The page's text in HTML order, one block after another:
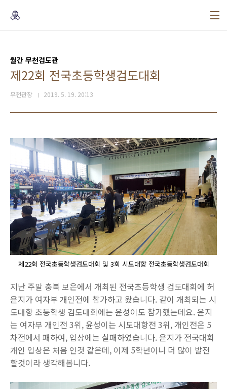
월간 무천검도관
제22회 전국초등학생검도대회
무천관장 2019. 5. 19. 20:13
제22회 전국초등학생검도대회 및 3회 시도대항 전국초등학생검도대회
지난 주말 충북 보은에서 개최된 전국초등학생 검도대회에 허
윤지가 여자부 개인전에 참가하고 왔습니다. 같이 개최되는 시
도대항 초등학생 검도대회에는 윤성이도 참가했는데요. 윤지
는 여자부 개인전 3위, 윤성이는 시도대항전 3위, 개인전은 5
차전에서 패하여, 입상에는 실패하였습니다. 윤지가 전국대회
개인 입상은 처음 인것 같은데, 이제 5학년이니 더 많이 발전
할것이라 생각해봅니다.